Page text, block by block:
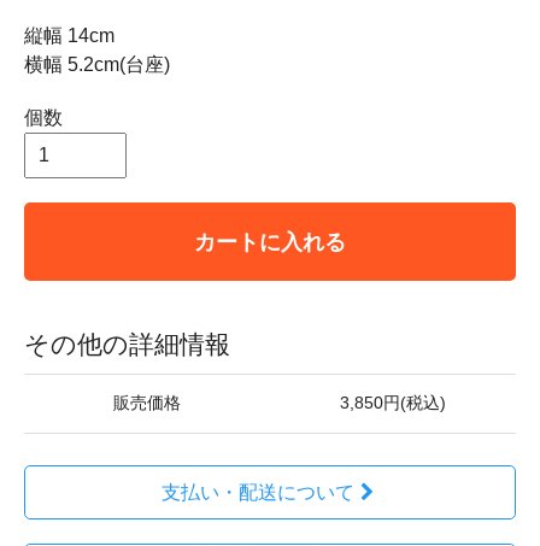
縦幅 14cm
横幅 5.2cm(台座)
個数
カートに入れる
その他の詳細情報
販売価格 3,850円(税込)
支払い・配送について